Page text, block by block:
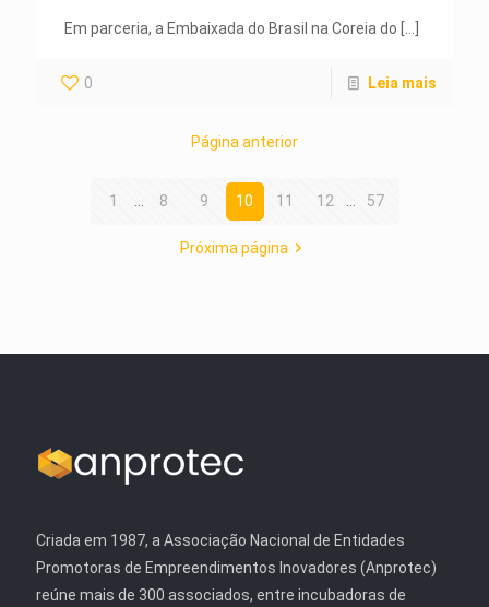
Em parceria, a Embaixada do Brasil na Coreia do
0 Leia mais
Página anterior
1 8 9 10 11 12 57
Próxima página
Criada em 1987, a Associação Nacional de Entidades
Promotoras de Empreendimentos Inovadores (Anprotec)
reúne mais de 300 associados, entre incubadoras de